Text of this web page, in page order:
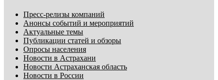
Пресс-релизы компаний
Анонсы событий и мероприятий
Актуальные темы
Публикации статей и обзоры
Опросы населения
Новости в Астрахани
Новости Астраханская область
Новости в России